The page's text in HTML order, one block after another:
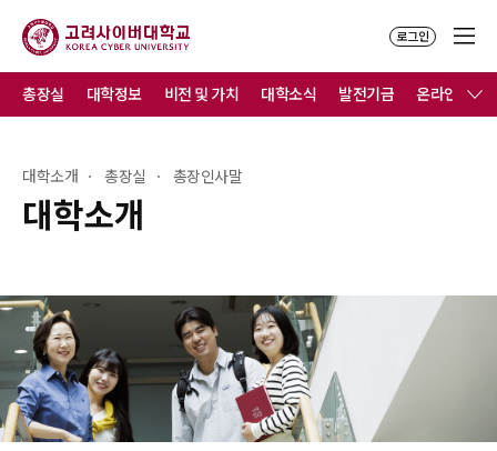
로그인
대학소개
대학소개 총장실 총장인사말
총장실 대학정보 비전 및 가치 대학소식 발전기금 온라인홍보